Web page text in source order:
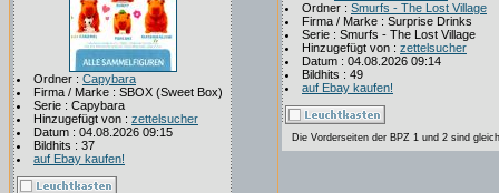
Ordner : Capybara
Firma / Marke : SBOX (Sweet Box)
Serie : Capybara
Hinzugefügt von : zettelsucher
Datum : 04.08.2026 09:15
Bildhits : 37
auf Ebay kaufen!
Ordner : Smurfs - The Lost Village
Firma / Marke : Surprise Drinks
Serie : Smurfs - The Lost Village
Hinzugefügt von : zettelsucher
Datum : 04.08.2026 09:14
Bildhits : 49
auf Ebay kaufen!
Die Vorderseiten der BPZ 1 und 2 sind gleich